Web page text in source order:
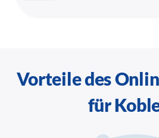
Vorteile des
für